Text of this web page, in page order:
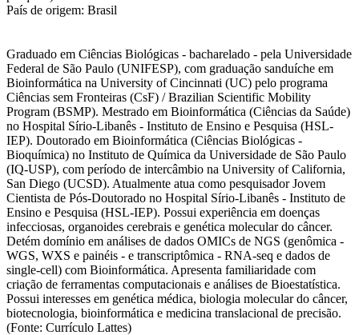
País de origem: Brasil
Graduado em Ciências Biológicas - bacharelado - pela Universidade
Federal de São Paulo (UNIFESP), com graduação sanduíche em
Bioinformática na University of Cincinnati (UC) pelo programa
Ciências sem Fronteiras (CsF) / Brazilian Scientific Mobility
Program (BSMP). Mestrado em Bioinformática (Ciências da Saúde)
no Hospital Sírio-Libanês - Instituto de Ensino e Pesquisa (HSL-
IEP). Doutorado em Bioinformática (Ciências Biológicas -
Bioquímica) no Instituto de Química da Universidade de São Paulo
(IQ-USP), com período de intercâmbio na University of California,
San Diego (UCSD). Atualmente atua como pesquisador Jovem
Cientista de Pós-Doutorado no Hospital Sírio-Libanês - Instituto de
Ensino e Pesquisa (HSL-IEP). Possui experiência em doenças
infecciosas, organoides cerebrais e genética molecular do câncer.
Detém domínio em análises de dados OMICs de NGS (genômica -
WGS, WXS e painéis - e transcriptômica - RNA-seq e dados de
single-cell) com Bioinformática. Apresenta familiaridade com
criação de ferramentas computacionais e análises de Bioestatística.
Possui interesses em genética médica, biologia molecular do câncer,
biotecnologia, bioinformática e medicina translacional de precisão.
(Fonte: Currículo Lattes)